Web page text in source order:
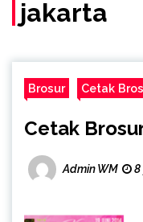
jakarta
Brosur Cetak
Cetak
Admin WM 8